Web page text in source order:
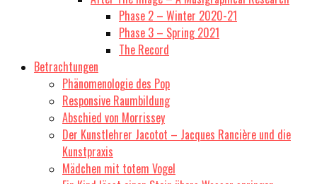
Phase 2 – Winter 2020-21
Phase 3 – Spring 2021
The Record
Betrachtungen
Phänomenologie des Pop
Responsive Raumbildung
Abschied von Morrissey
Der Kunstlehrer Jacotot – Jacques Rancière und die
Kunstpraxis
Mädchen mit totem Vogel